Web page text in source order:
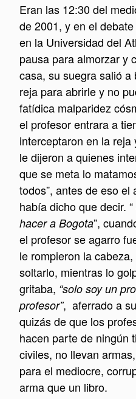
Eran las 12:30 del
de 2001, y en el
en la Universidad del
pausa para almorzar y
casa, su suegra salió
reja para abrirle y no
fatídica malparidez
el profesor entrara a
interceptaron en la
le dijeron a quienes
que se meta lo
todos”, antes de eso
había dicho que decir. “
hacer a Bogota”,
el profesor se agarro
le rompieron la
soltarlo, mientras lo
gritaba, “solo soy un
profesor”, aferrado a
quizás de que los
hacen parte de ningún
civiles, no llevan
para el mediocre,
arma que un libro.